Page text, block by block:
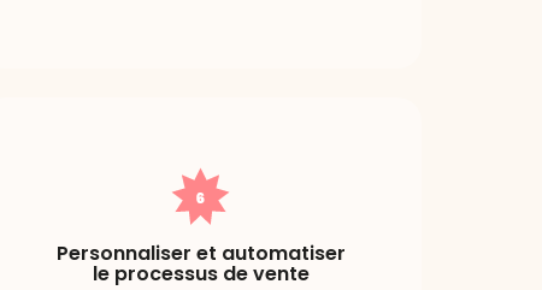
Personnaliser et automatiser
le processus de vente